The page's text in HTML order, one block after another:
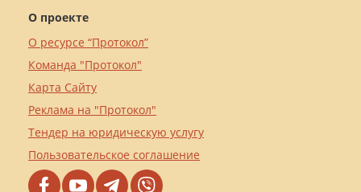
О проекте
О ресурсе “Протокол”
Команда "Протокол"
Карта Сайту
Реклама на "Протокол"
Тендер на юридическую услугу
Пользовательское соглашение